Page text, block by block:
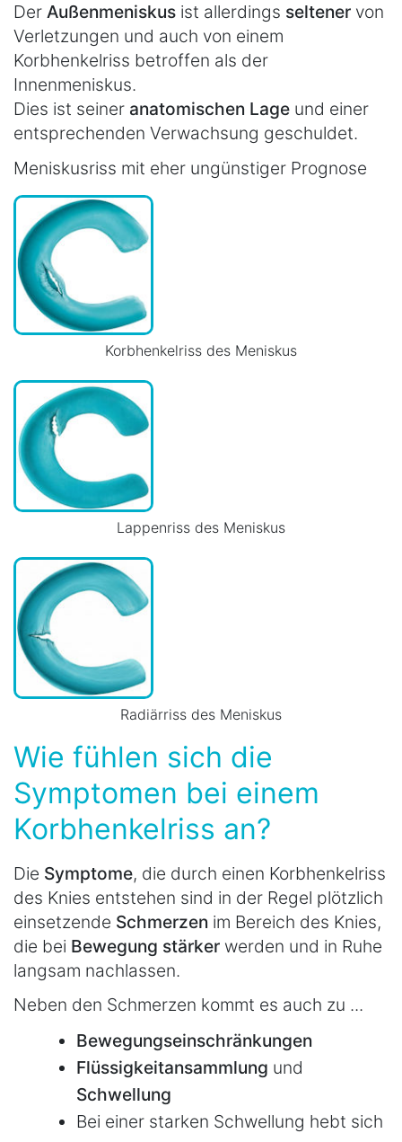
Der Außenmeniskus ist allerdings seltener von
Verletzungen und auch von einem
Korbhenkelriss betroffen als der
Innenmeniskus.
Dies ist seiner anatomischen Lage und einer
entsprechenden Verwachsung geschuldet.
Meniskusriss mit eher ungünstiger Prognose
Korbhenkelriss des Meniskus
Lappenriss des Meniskus
Radiärriss des Meniskus
Wie fühlen sich die
Symptomen bei einem
Korbhenkelriss an?
Die Symptome, die durch einen Korbhenkelriss
des Knies entstehen sind in der Regel plötzlich
einsetzende Schmerzen im Bereich des Knies,
die bei Bewegung stärker werden und in Ruhe
langsam nachlassen.
Neben den Schmerzen kommt es auch zu ...
Bewegungseinschränkungen
Flüssigkeitansammlung und
Schwellung
Bei einer starken Schwellung hebt sich